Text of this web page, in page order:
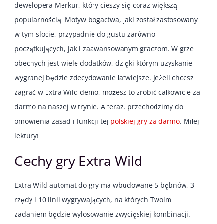
dewelopera Merkur, który cieszy się coraz większą
popularnością. Motyw bogactwa, jaki został zastosowany
w tym slocie, przypadnie do gustu zarówno
początkujących, jak i zaawansowanym graczom. W grze
obecnych jest wiele dodatków, dzięki którym uzyskanie
wygranej będzie zdecydowanie łatwiejsze. Jeżeli chcesz
zagrać w Extra Wild demo, możesz to zrobić całkowicie za
darmo na naszej witrynie. A teraz, przechodzimy do
omówienia zasad i funkcji tej polskiej gry za darmo. Miłej
lektury!
Cechy gry Extra Wild
Extra Wild automat do gry ma wbudowane 5 bębnów, 3
rzędy i 10 linii wygrywających, na których Twoim
zadaniem będzie wylosowanie zwycięskiej kombinacji.